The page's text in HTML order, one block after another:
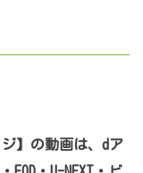
】の動画は、dア